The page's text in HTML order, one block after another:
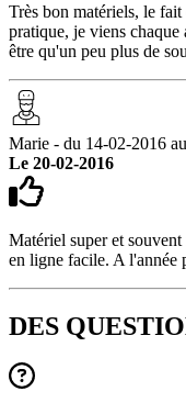
Très bon matériels, le
pratique, je viens chaque
être qu'un peu plus de
Marie - du 14-02-2016
Le 20-02-2016
Matériel super et
en ligne facile. A l'année
DES